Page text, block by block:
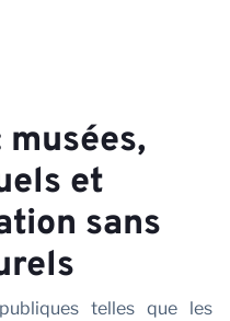
et
sans
telles que les